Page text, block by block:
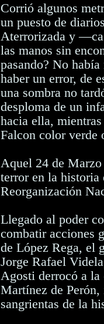
Corrió algunos
un puesto de
Aterrorizada y
las manos sin
pasando? No
haber un error, de
una sombra no
desploma de un
hacia ella,
Falcon color verde
Aquel 24 de
terror en la historia
Reorganización
Llegado al poder
combatir acciones
de López Rega, el
Jorge Rafael
Agosti derrocó a la
Martínez de Perón,
sangrientas de la